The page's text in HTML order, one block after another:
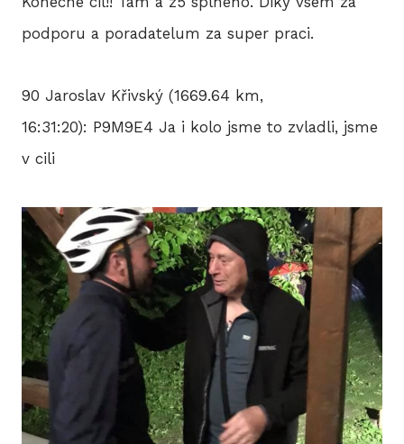
podporu a poradatelum za super praci.
90 Jaroslav Křivský (1669.64 km,
16:31:20): P9M9E4 Ja i kolo jsme to zvladli, jsme
v cili